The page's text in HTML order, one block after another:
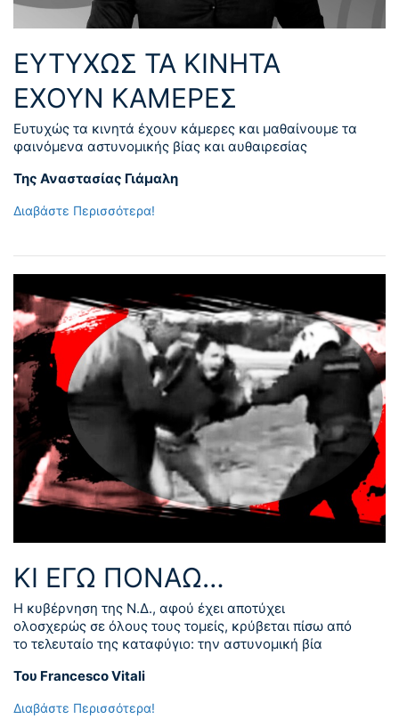
ΕΥΤΥΧΩΣ ΤΑ ΚΙΝΗΤΑ
ΕΧΟΥΝ ΚΑΜΕΡΕΣ
Ευτυχώς τα κινητά έχουν κάμερες και μαθαίνουμε τα
φαινόμενα αστυνομικής βίας και αυθαιρεσίας
Της Αναστασίας Γιάμαλη
Διαβάστε Περισσότερα!
ΚΙ ΕΓΩ ΠΟΝΑΩ…
Η κυβέρνηση της Ν.Δ., αφού έχει αποτύχει
ολοσχερώς σε όλους τους τομείς, κρύβεται πίσω από
το τελευταίο της καταφύγιο: την αστυνομική βία
Του Francesco Vitali
Διαβάστε Περισσότερα!